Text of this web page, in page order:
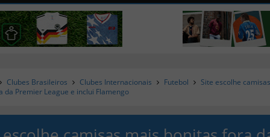
Clubes Brasileiros Clubes Internacionais Futebol
Site escolhe
da Premier League e inclui Flamengo